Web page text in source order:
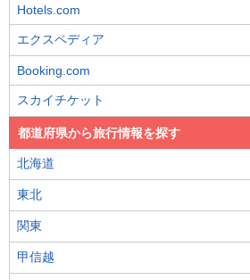
Hotels.com
エクスペディア
Booking.com
スカイチケット
都道府県から旅行情報を探す
北海道
東北
関東
甲信越